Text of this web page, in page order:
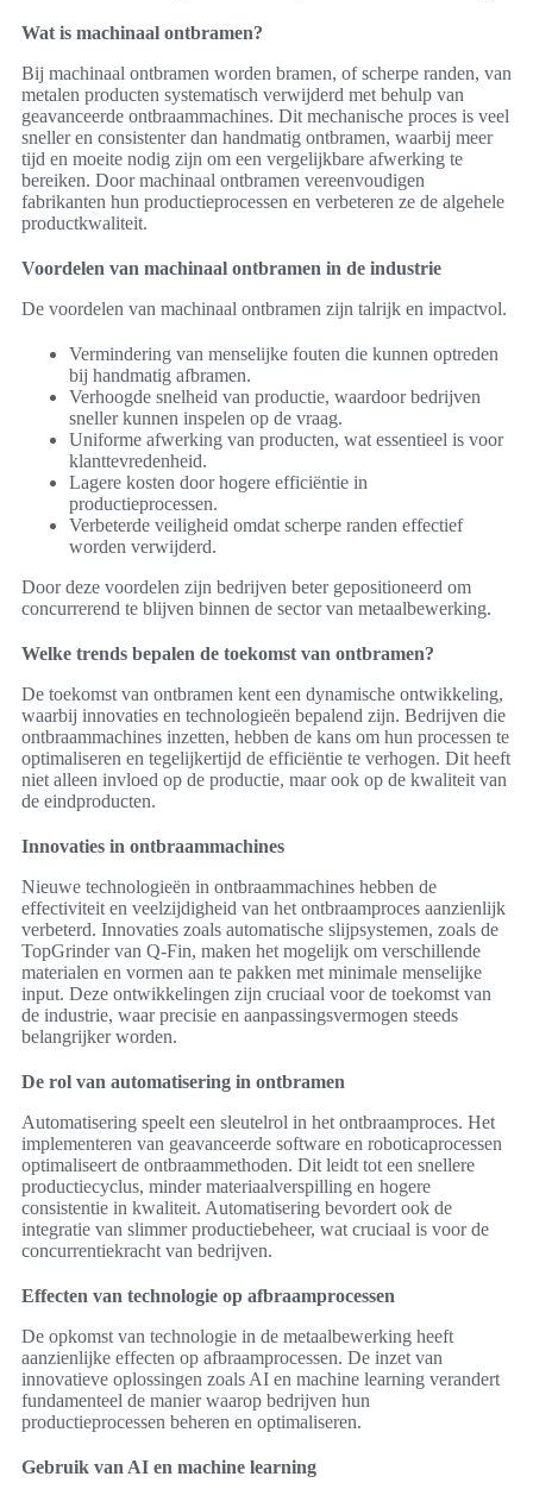
Wat is machinaal ontbramen?
Bij machinaal ontbramen worden bramen, of scherpe randen, van
metalen producten systematisch verwijderd met behulp van
geavanceerde ontbraammachines. Dit mechanische proces is veel
sneller en consistenter dan handmatig ontbramen, waarbij meer
tijd en moeite nodig zijn om een vergelijkbare afwerking te
bereiken. Door machinaal ontbramen vereenvoudigen
fabrikanten hun productieprocessen en verbeteren ze de algehele
productkwaliteit.
Voordelen van machinaal ontbramen in de industrie
De voordelen van machinaal ontbramen zijn talrijk en impactvol.
Vermindering van menselijke fouten die kunnen optreden
bij handmatig afbramen.
Verhoogde snelheid van productie, waardoor bedrijven
sneller kunnen inspelen op de vraag.
Uniforme afwerking van producten, wat essentieel is voor
klanttevredenheid.
Lagere kosten door hogere efficiëntie in
productieprocessen.
Verbeterde veiligheid omdat scherpe randen effectief
worden verwijderd.
Door deze voordelen zijn bedrijven beter gepositioneerd om
concurrerend te blijven binnen de sector van metaalbewerking.
Welke trends bepalen de toekomst van ontbramen?
De toekomst van ontbramen kent een dynamische ontwikkeling,
waarbij innovaties en technologieën bepalend zijn. Bedrijven die
ontbraammachines inzetten, hebben de kans om hun processen te
optimaliseren en tegelijkertijd de efficiëntie te verhogen. Dit heeft
niet alleen invloed op de productie, maar ook op de kwaliteit van
de eindproducten.
Innovaties in ontbraammachines
Nieuwe technologieën in ontbraammachines hebben de
effectiviteit en veelzijdigheid van het ontbraamproces aanzienlijk
verbeterd. Innovaties zoals automatische slijpsystemen, zoals de
TopGrinder van Q-Fin, maken het mogelijk om verschillende
materialen en vormen aan te pakken met minimale menselijke
input. Deze ontwikkelingen zijn cruciaal voor de toekomst van
de industrie, waar precisie en aanpassingsvermogen steeds
belangrijker worden.
De rol van automatisering in ontbramen
Automatisering speelt een sleutelrol in het ontbraamproces. Het
implementeren van geavanceerde software en roboticaprocessen
optimaliseert de ontbraammethoden. Dit leidt tot een snellere
productiecyclus, minder materiaalverspilling en hogere
consistentie in kwaliteit. Automatisering bevordert ook de
integratie van slimmer productiebeheer, wat cruciaal is voor de
concurrentiekracht van bedrijven.
Effecten van technologie op afbraamprocessen
De opkomst van technologie in de metaalbewerking heeft
aanzienlijke effecten op afbraamprocessen. De inzet van
innovatieve oplossingen zoals AI en machine learning verandert
fundamenteel de manier waarop bedrijven hun
productieprocessen beheren en optimaliseren.
Gebruik van AI en machine learning